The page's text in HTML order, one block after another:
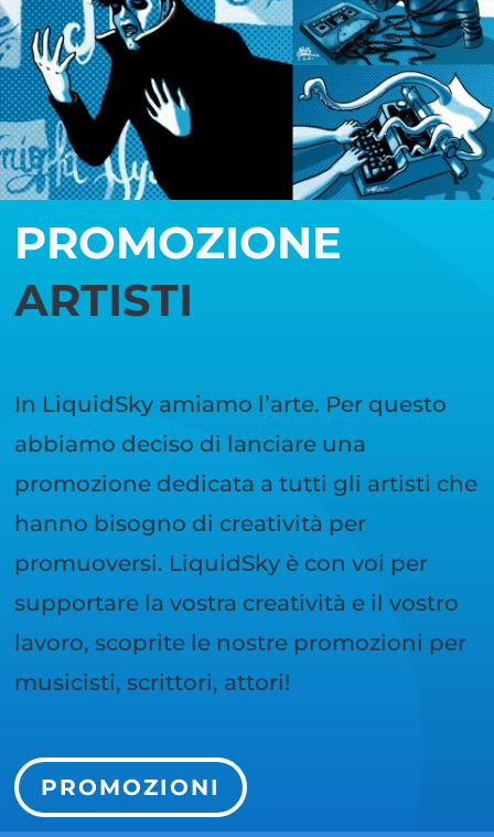
PROMOZIONE
ARTISTI
In LiquidSky amiamo l’arte. Per questo
abbiamo deciso di lanciare una
promozione dedicata a tutti gli artisti che
hanno bisogno di creatività per
promuoversi. LiquidSky è con voi per
supportare la vostra creatività e il vostro
lavoro, scoprite le nostre promozioni per
musicisti, scrittori, attori!
PROMOZIONI